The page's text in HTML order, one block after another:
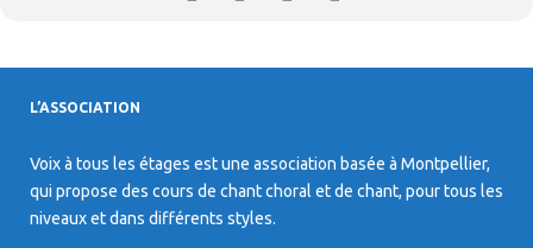
L’ASSOCIATION
Voix à tous les étages est une association basée à Montpellier,
qui propose des cours de chant choral et de chant, pour tous les
niveaux et dans différents styles.